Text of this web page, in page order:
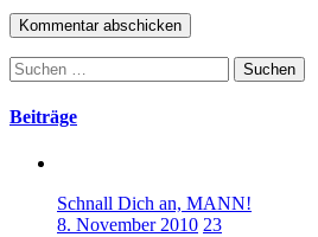
Suchen
nach:
Beiträge
Schnall Dich an, MANN!
8. November 2010 23